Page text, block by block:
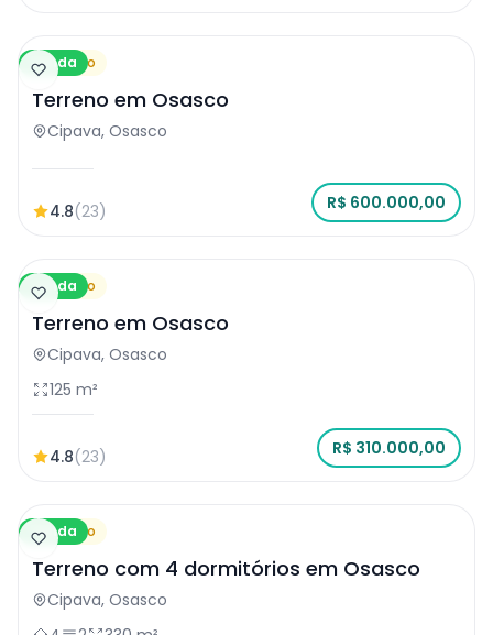
Venda
Terreno
Terreno em Osasco
Cipava, Osasco
4.8(23) R$ 600.000,00
Venda
Terreno
Terreno em Osasco
Cipava, Osasco
125 m²
4.8(23) R$ 310.000,00
Venda
Terreno
Terreno com 4 dormitórios em Osasco
Cipava, Osasco